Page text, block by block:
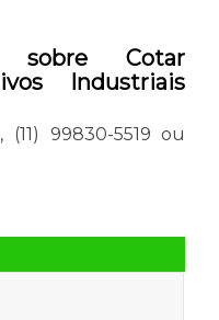
sobre Cotar
Industriais
, (11) 99830-5519 ou